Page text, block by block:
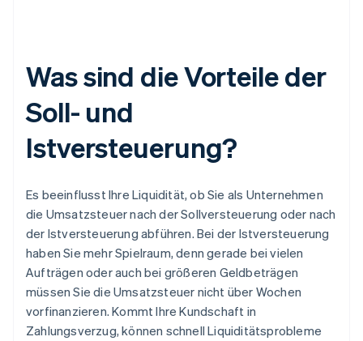
Was sind die Vorteile der
Soll- und
Istversteuerung?
Es beeinflusst Ihre Liquidität, ob Sie als Unternehmen
die Umsatzsteuer nach der Sollversteuerung oder nach
der Istversteuerung abführen. Bei der Istversteuerung
haben Sie mehr Spielraum, denn gerade bei vielen
Aufträgen oder auch bei größeren Geldbeträgen
müssen Sie die Umsatzsteuer nicht über Wochen
vorfinanzieren. Kommt Ihre Kundschaft in
Zahlungsverzug, können schnell Liquiditätsprobleme